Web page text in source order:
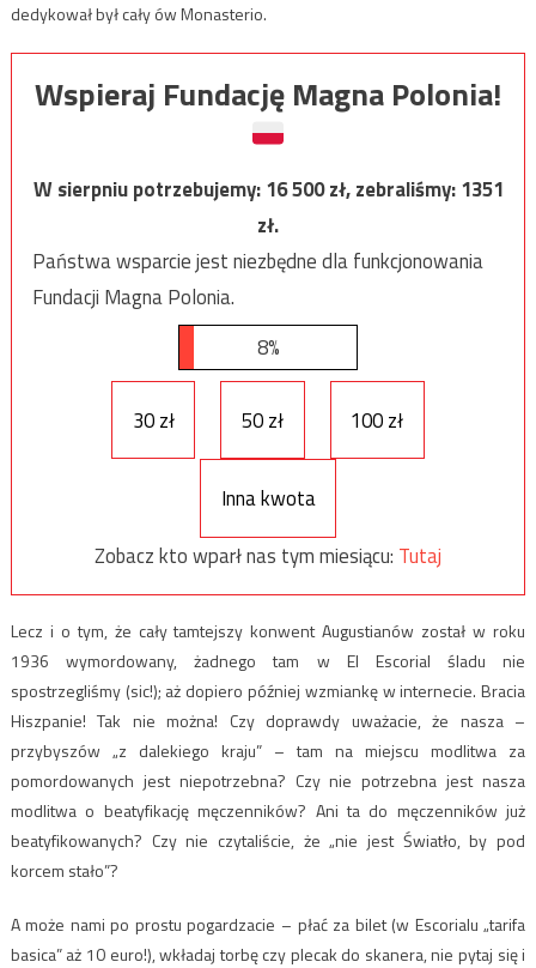
dedykował był cały ów Monasterio.
Wspieraj Fundację Magna Polonia!
W sierpniu potrzebujemy:16 500zł, zebraliśmy:1351
zł.
Państwa wsparcie jest niezbędne dla funkcjonowania
Fundacji Magna Polonia.
8%
30 zł 50 zł 100 zł
Inna kwota
Zobacz kto wparł nas tym miesiącu: Tutaj
Lecz i o tym, że cały tamtejszy konwent Augustianów został w roku
1936 wymordowany, żadnego tam w El Escorial śladu nie
spostrzegliśmy (sic!); aż dopiero później wzmiankę w internecie. Bracia
Hiszpanie! Tak nie można! Czy doprawdy uważacie, że nasza –
przybyszów „z dalekiego kraju” – tam na miejscu modlitwa za
pomordowanych jest niepotrzebna? Czy nie potrzebna jest nasza
modlitwa o beatyfikację męczenników? Ani ta do męczenników już
beatyfikowanych? Czy nie czytaliście, że „nie jest Światło, by pod
korcem stało”?
A może nami po prostu pogardzacie – płać za bilet (w Escorialu „tarifa
basica” aż 10 euro!), wkładaj torbę czy plecak do skanera, nie pytaj się i